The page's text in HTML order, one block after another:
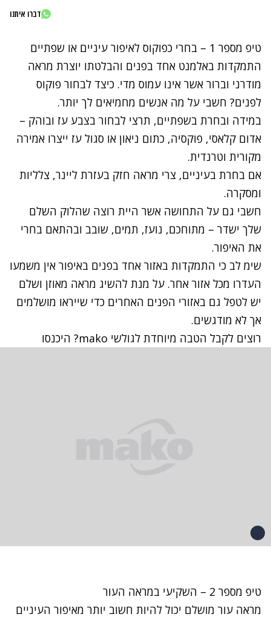
דברו איתנו
טיפ מספר 1 – בחרי כפוקוס לאיפור עיניים או שפתיים
התמקדות באלמנט אחד בפנים והבלטתו יוצרת מראה
מודרני וברור אשר אינו עמוס מדי. כיצד לבחור פוקוס
לפנים? חשבי על מה אנשים מחמיאים לך יותר.
במידה ובחרת בשפתיים, תרצי לבחור בצבע עז ובוהק –
אדום קלאסי, פוקסיה, כתום ניאון או סגול עז ייצרו אמירה
מקורית וטרנדית.
אם בחרת בעיניים, צרי מראה חזק בעזרת ליינר, צלליות
ומסקרה.
חשבי גם על התחושה אשר היית רוצה שהלוק השלם
שלך ישדר – מתוחכם, נועז, תמים, שובב ובהתאם בחרי
את האיפור.
שימ לב כי התמקדות באזור אחד בפנים באיפור אין משמעו
העדרו מכל אזור אחר. על מנת להשיג מראה מאוזן ושלם
יש לטפל גם באזורי הפנים האחרים כדי שייראו מושלמים
אך לא מודגשים.
רוצים לקבל הטבה מיוחדת לגולשי mako? היכנסו
טיפ מספר 2 – השקיעי במראה העור
מראה עור מושלם יכול להיות חשוב יותר מאיפור העיניים